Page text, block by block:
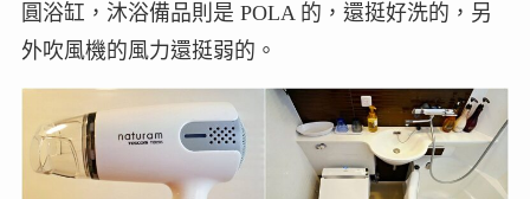
圓浴缸，沐浴備品則是 POLA 的，還挺好洗的，另
外吹風機的風力還挺弱的。